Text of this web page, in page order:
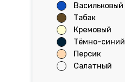
Васильковый
Табак
Кремовый
Тёмно-синий
Персик
Салатный